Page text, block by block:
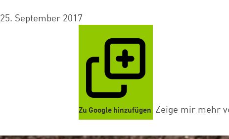
25. September 2017
Zu Google hinzufügen Zeige mir mehr